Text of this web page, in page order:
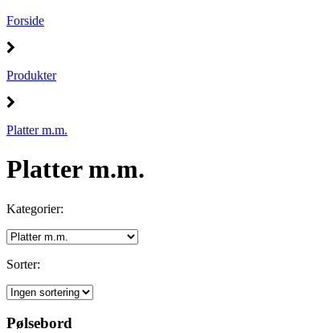
Forside
Produkter
Platter m.m.
Platter m.m.
Kategorier:
Sorter:
Pølsebord